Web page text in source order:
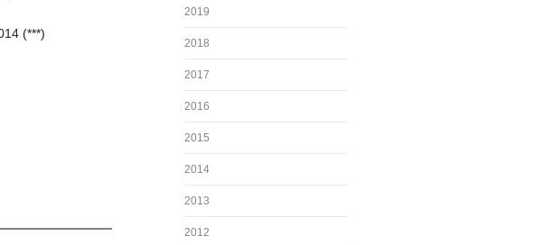
(***)
2019
2018
2017
2016
2015
2014
2013
2012